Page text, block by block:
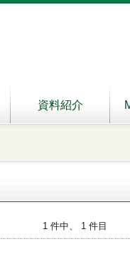
資料紹介
1 件中、 1 件目